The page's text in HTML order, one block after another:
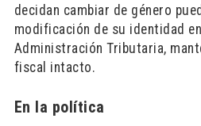
decidan cambiar de género
modificación de su identidad
Administración Tributaria,
fiscal intacto.
En la política